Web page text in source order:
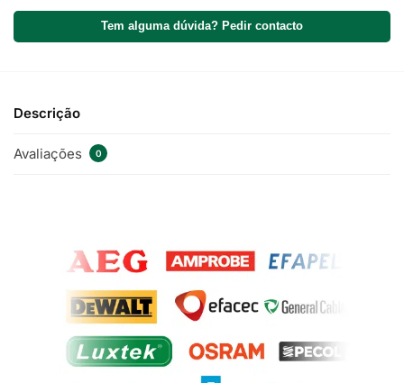
Tem alguma dúvida? Pedir contacto
Descrição
Avaliações 0